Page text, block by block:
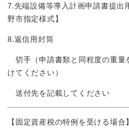
7.先端設備等導入計画申請書提出
野市指定様式】
8.返信用封筒
切手（申請書類と同程度の重量
けてください）
送付先を記載してください
【固定資産税の特例を受ける場合】